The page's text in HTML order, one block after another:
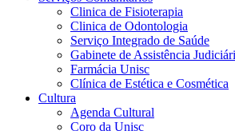
Clinica de Fisioterapia
Clinica de Odontologia
Serviço Integrado de Saúde
Gabinete de Assistência
Farmácia Unisc
Clínica de Estética e Cosmética
Cultura
Agenda Cultural
Coro da Unisc